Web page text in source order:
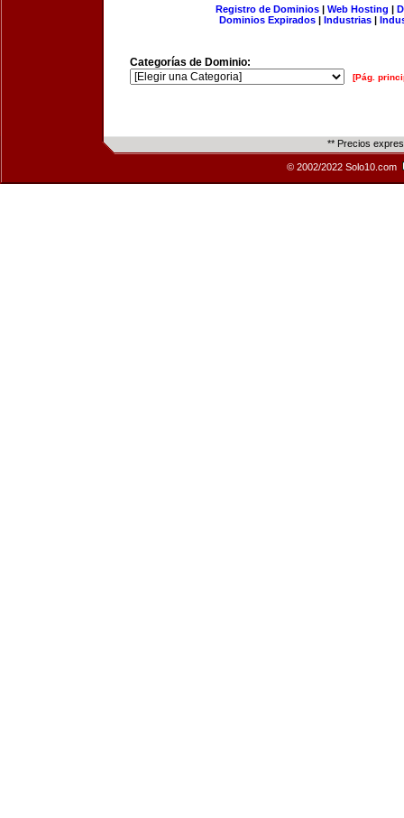
Registro de Dominios| Web Hosting |
Dominios Expirados | Industrias |
Categorías de Dominio:
[Pág.
** Precios
© 2002/2022 Solo10.com